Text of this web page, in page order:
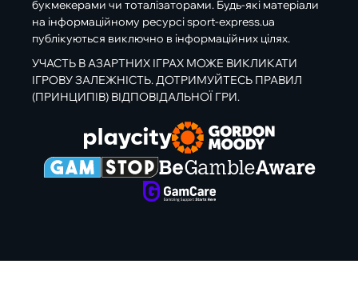
букмекерами чи тоталізаторами. Будь-які матеріали
на інформаційному ресурсі sport-express.ua
публікуються виключно в інформаційних цілях.
УЧАСТЬ В АЗАРТНИХ ІГРАХ МОЖЕ ВИКЛИКАТИ
ІГРОВУ ЗАЛЕЖНІСТЬ. ДОТРИМУЙТЕСЬ ПРАВИЛ
(ПРИНЦИПІВ) ВІДПОВІДАЛЬНОЇ ГРИ.